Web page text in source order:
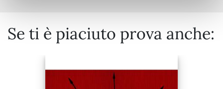
Se ti è piaciuto prova anche: